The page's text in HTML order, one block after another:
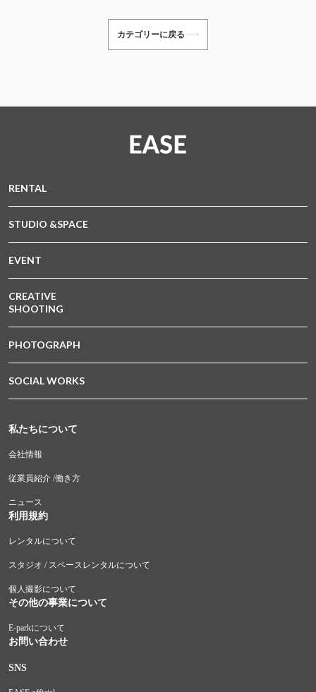
カテゴリーに戻る
RENTAL
STUDIO &SPACE
EVENT
CREATIVE
SHOOTING
PHOTOGRAPH
SOCIAL WORKS
私たちについて
会社情報
従業員紹介 /働き方
ニュース
利用規約
レンタルについて
スタジオ / スペースレンタルについて
個人撮影について
その他の事業について
E-parkについて
お問い合わせ
SNS